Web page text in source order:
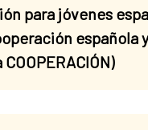
para jóvenes